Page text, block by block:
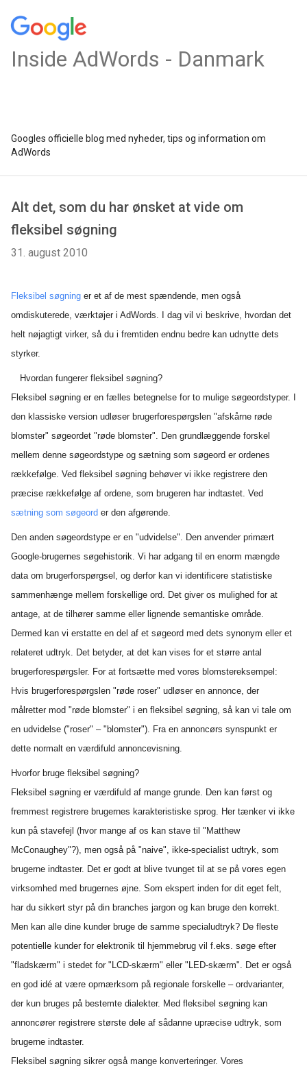
Inside AdWords - Danmark
Googles officielle blog med nyheder, tips og information om
AdWords
Alt det, som du har ønsket at vide om
fleksibel søgning
31. august 2010
Fleksibel søgning er et af de mest spændende, men også
omdiskuterede, værktøjer i AdWords. I dag vil vi beskrive, hvordan det
helt nøjagtigt virker, så du i fremtiden endnu bedre kan udnytte dets
styrker.
Hvordan fungerer fleksibel søgning?
Fleksibel søgning er en fælles betegnelse for to mulige søgeordstyper. I
den klassiske version udløser brugerforespørgslen "afskårne røde
blomster" søgeordet "røde blomster". Den grundlæggende forskel
mellem denne søgeordstype og sætning som søgeord er ordenes
rækkefølge. Ved fleksibel søgning behøver vi ikke registrere den
præcise rækkefølge af ordene, som brugeren har indtastet. Ved
sætning som søgeord er den afgørende.
Den anden søgeordstype er en "udvidelse". Den anvender primært
Google-brugernes søgehistorik. Vi har adgang til en enorm mængde
data om brugerforspørgsel, og derfor kan vi identificere statistiske
sammenhænge mellem forskellige ord. Det giver os mulighed for at
antage, at de tilhører samme eller lignende semantiske område.
Dermed kan vi erstatte en del af et søgeord med dets synonym eller et
relateret udtryk. Det betyder, at det kan vises for et større antal
brugerforespørgsler. For at fortsætte med vores blomstereksempel:
Hvis brugerforespørgslen "røde roser" udløser en annonce, der
målretter mod "røde blomster" i en fleksibel søgning, så kan vi tale om
en udvidelse ("roser" – "blomster"). Fra en annoncørs synspunkt er
dette normalt en værdifuld annoncevisning.
Hvorfor bruge fleksibel søgning?
Fleksibel søgning er værdifuld af mange grunde. Den kan først og
fremmest registrere brugernes karakteristiske sprog. Her tænker vi ikke
kun på stavefejl (hvor mange af os kan stave til "Matthew
McConaughey"?), men også på "naive", ikke-specialist udtryk, som
brugerne indtaster. Det er godt at blive tvunget til at se på vores egen
virksomhed med brugernes øjne. Som ekspert inden for dit eget felt,
har du sikkert styr på din branches jargon og kan bruge den korrekt.
Men kan alle dine kunder bruge de samme specialudtryk? De fleste
potentielle kunder for elektronik til hjemmebrug vil f.eks. søge efter
"fladskærm" i stedet for "LCD-skærm" eller "LED-skærm". Det er også
en god idé at være opmærksom på regionale forskelle – ordvarianter,
der kun bruges på bestemte dialekter. Med fleksibel søgning kan
annoncører registrere største dele af sådanne upræcise udtryk, som
brugerne indtaster.
Fleksibel søgning sikrer også mange konverteringer. Vores